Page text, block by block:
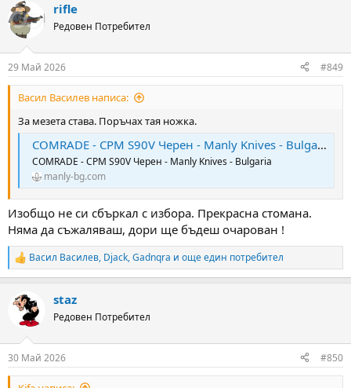
c
t
i
s
:
rifle
Редовен Потребител
29 Май 2026 #849
Васил Василев написа:
За мезета става. Поръчах тая ножка.
COMRADE - CPM S90V Черен - Manly Knives - Bulgaria
COMRADE - CPM S90V Черен - Manly Knives - Bulgaria
manly-bg.com
Изобщо не си сбъркал с избора. Прекрасна стомана.
Няма да съжаляваш, дори ще бъдеш очарован !
R
e
c
s
:
Васил Василев, Djack,Gadnqra и още един потребител
staz
Редовен Потребител
30 Май 2026 #850